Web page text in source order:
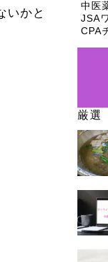
いかと
中医
JSA
CPA
厳選